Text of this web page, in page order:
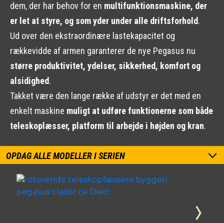
dem, der har behov for en multifunktionsmaskine, der
er let at styre, og som yder under alle driftsforhold.
Ud over den ekstraordinære lastekapacitet og
rækkevidde af armen garanterer de nye Pegasus nu
større produktivitet, ydelser, sikkerhed, komfort og
alsidighed.
Takket være den lange række af udstyr er det med en
enkelt maskine muligt at udføre funktionerne som både
teleskoplæsser, platform til arbejde i højden og kran.
OPDAG ALLE MODELLER I SERIEN